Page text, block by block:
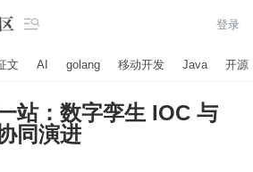
 登录
文 AI golang 移动开发 Java 开源
站：数字孪生 IOC 与
同演进